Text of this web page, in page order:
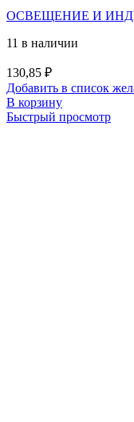
ОСВЕЩЕНИЕ И
11 в наличии
130,85 ₽
Добавить в список
В корзину
Быстрый просмотр